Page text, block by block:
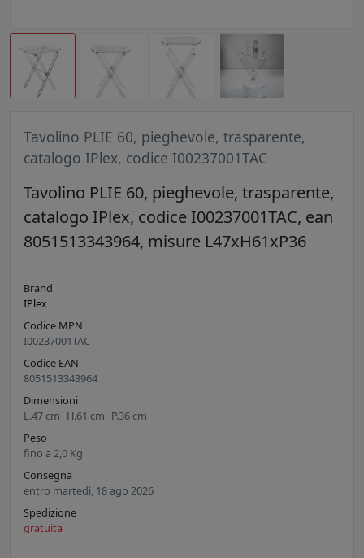
Tavolino PLIE 60, pieghevole, trasparente,
catalogo IPlex, codice I00237001TAC
Tavolino PLIE 60, pieghevole, trasparente,
catalogo IPlex, codice I00237001TAC, ean
8051513343964, misure L47xH61xP36
Brand
IPlex
Codice MPN
I00237001TAC
Codice EAN
8051513343964
Dimensioni
L.47 cm H.61 cm P.36 cm
Peso
fino a 2,0 Kg
Consegna
entro martedì, 18 ago 2026
Spedizione
gratuita